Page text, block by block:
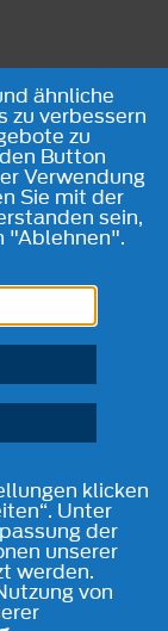
ähnliche
zu verbessern
zu
Button
Verwendung
Sie mit der
sein,
"Ablehnen".
klicken
Unter
der
unserer
werden.
von